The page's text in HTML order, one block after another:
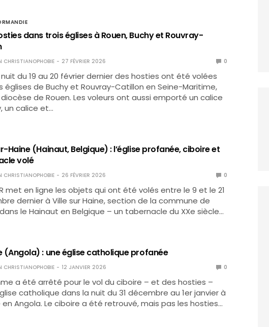
dans trois églises à Rouen, Buchy et Rouvray-
CHRISTIANOPHOBIE 27 FÉVRIER 2026 0
du 19 au 20 février dernier des hosties ont été volées
églises de Buchy et Rouvray-Catillon en Seine-Maritime,
de Rouen. Les voleurs ont aussi emporté un calice
un calice et…
Haine (Hainaut, Belgique) : l’église profanée, ciboire et
volé
CHRISTIANOPHOBIE 26 FÉVRIER 2026 0
met en ligne les objets qui ont été volés entre le 9 et le 21
dernier à Ville sur Haine, section de la commune de
le Hainaut en Belgique – un tabernacle du XXe siècle…
(Angola) : une église catholique profanée
CHRISTIANOPHOBIE 12 JANVIER 2026 0
a été arrêté pour le vol du ciboire – et des hosties –
catholique dans la nuit du 31 décembre au 1er janvier à
en Angola. Le ciboire a été retrouvé, mais pas les hosties…